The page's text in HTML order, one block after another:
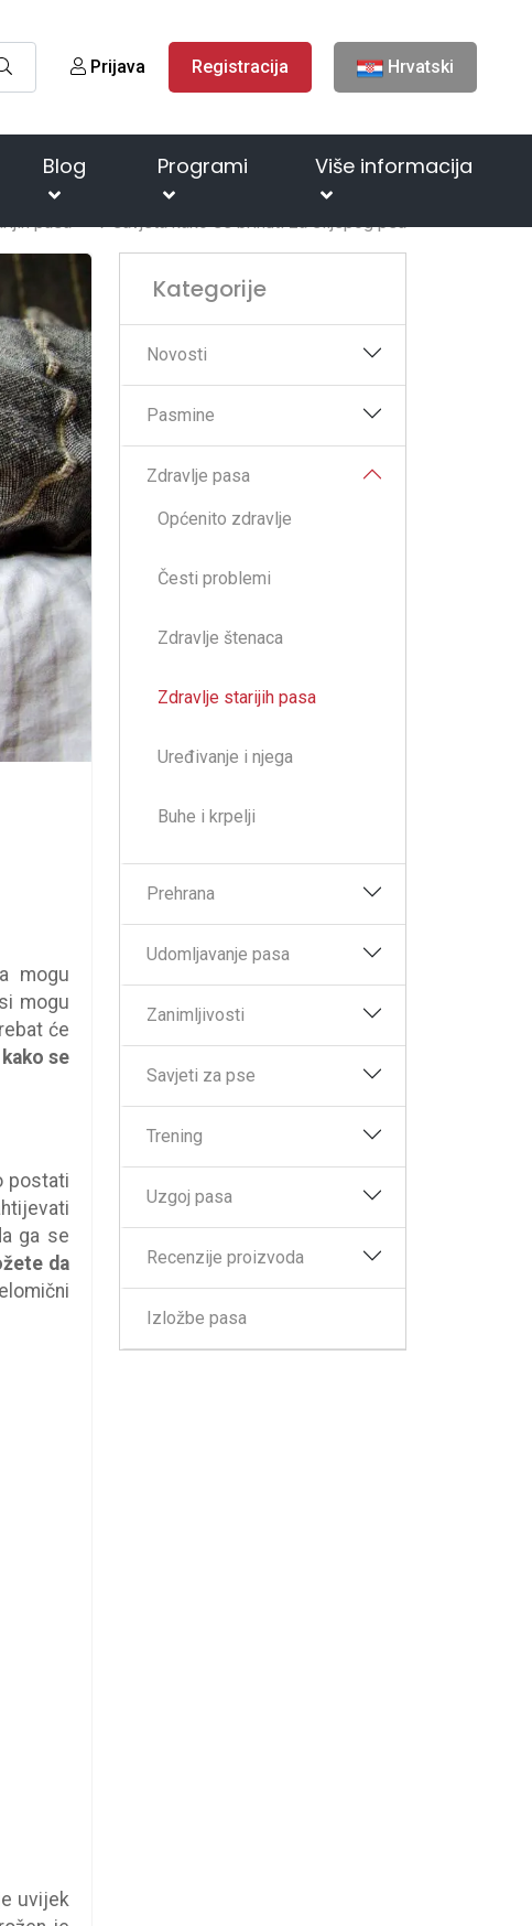
Prijava Registracija Hrvatski
Blog Programi Više informacija
pasa 7 savjeta kako se brinuti za slijepog psa
mogu
mogu
će
se
postati
ga se
da
uvijek
Kategorije
Novosti
Pasmine
Zdravlje pasa
Općenito zdravlje
Česti problemi
Zdravlje štenaca
Zdravlje starijih pasa
Uređivanje i njega
Buhe i krpelji
Prehrana
Udomljavanje pasa
Zanimljivosti
Savjeti za pse
Trening
Uzgoj pasa
Recenzije proizvoda
Izložbe pasa